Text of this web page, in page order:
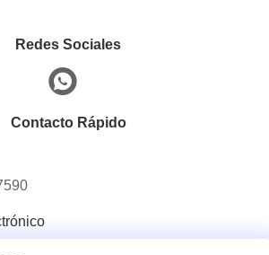
Redes Sociales
Contacto Rápido